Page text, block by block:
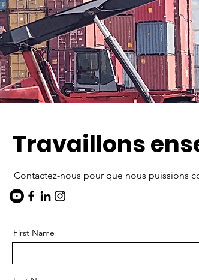
Travaillons
Contactez-nous pour que nous puissions
First Name